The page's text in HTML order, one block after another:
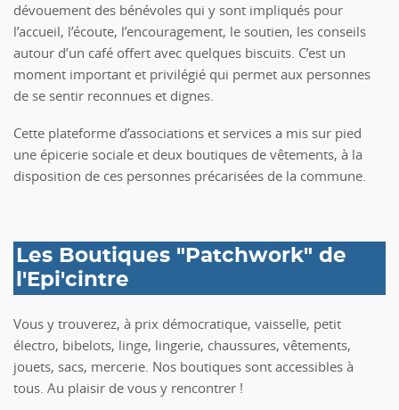
dévouement des bénévoles qui y sont impliqués pour
l’accueil, l’écoute, l’encouragement, le soutien, les conseils
autour d’un café offert avec quelques biscuits. C’est un
moment important et privilégié qui permet aux personnes
de se sentir reconnues et dignes.
Cette plateforme d’associations et services a mis sur pied
une épicerie sociale et deux boutiques de vêtements, à la
disposition de ces personnes précarisées de la commune.
Les Boutiques "Patchwork" de
l'Epi'cintre
Vous y trouverez, à prix démocratique, vaisselle, petit
électro, bibelots, linge, lingerie, chaussures, vêtements,
jouets, sacs, mercerie. Nos boutiques sont accessibles à
tous. Au plaisir de vous y rencontrer !